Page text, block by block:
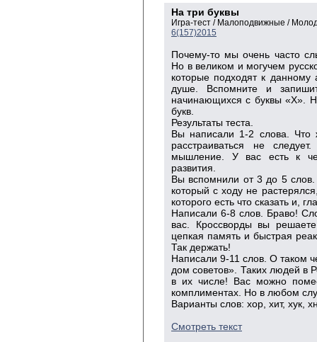
На три буквы
Игра-тест / Малоподвижные /
6(157)2015
Почему-то мы очень часто
Но в великом и могучем
которые подходят к данному
душе. Вспомните и
начинающихся с буквы «Х».
букв.
Результаты теста.
Вы написали 1-2 слова. Что
расстраиваться не
мышление. У вас есть к
развития.
Вы вспомнили от 3 до 5 слов.
который с ходу не
которого есть что сказать и,
Написали 6-8 слов. Браво!
вас. Кроссворды вы
цепкая память и быстрая
Так держать!
Написали 9-11 слов. О таком
дом советов». Таких людей в
в их числе! Вас можно
комплиментах. Но в любом
Варианты слов: хор, хит, хук,
Смотреть текст